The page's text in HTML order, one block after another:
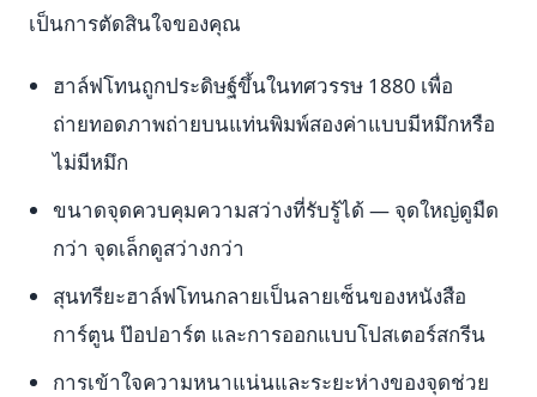
เป็นการตัดสินใจของคุณ
ฮาล์ฟโทนถูกประดิษฐ์ขึ้นในทศวรรษ 1880 เพื่อ
ถ่ายทอดภาพถ่ายบนแท่นพิมพ์สองค่าแบบมีหมึกหรือ
ไม่มีหมึก
ขนาดจุดควบคุมความสว่างที่รับรู้ได้ — จุดใหญ่ดูมืด
กว่า จุดเล็กดูสว่างกว่า
สุนทรียะฮาล์ฟโทนกลายเป็นลายเซ็นของหนังสือ
การ์ตูน ป๊อปอาร์ต และการออกแบบโปสเตอร์สกรีน
การเข้าใจความหนาแน่นและระยะห่างของจุดช่วย